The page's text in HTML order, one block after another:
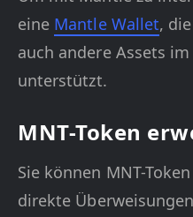
eine Mantle Wallet,
auch andere Assets
unterstützt.
MNT-Token
Sie können MNT-
direkte